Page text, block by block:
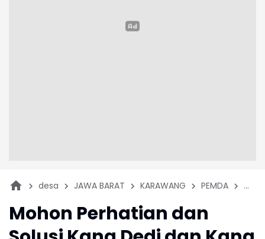
desa JAWA BARAT KARAWANG PEMDA TOP
Mohon Perhatian dan